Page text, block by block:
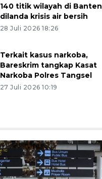
140 titik wilayah di Banten
dilanda krisis air bersih
28 Juli 2026 18:26
Terkait kasus narkoba,
Bareskrim tangkap Kasat
Narkoba Polres Tangsel
27 Juli 2026 10:19